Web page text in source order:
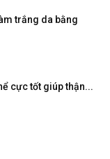
trắng da bằng
cực tốt giúp thận...